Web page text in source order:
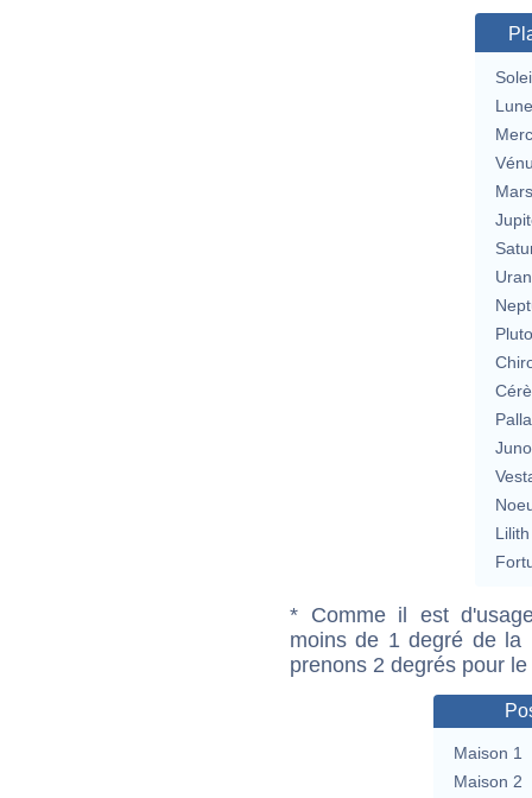
Lune
Mars
Lilith
* Comme il est
moins de 1 degré de la
prenons 2 degrés pour
Maison 1
Maison 2